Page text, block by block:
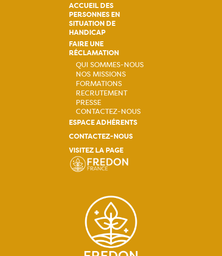
ACCUEIL DES
PERSONNES EN
SITUATION DE
HANDICAP
FAIRE UNE
RÉCLAMATION
Navigation
principale
QUI SOMMES-NOUS
NOS MISSIONS
FORMATIONS
RECRUTEMENT
PRESSE
CONTACTEZ-NOUS
ESPACE ADHÉRENTS
CONTACTEZ-NOUS
VISITEZ LA PAGE